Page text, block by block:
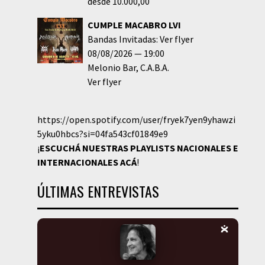
CUMPLE MACABRO LVI
Bandas Invitadas: Ver flyer
08/08/2026
19:00
Melonio Bar C.A.B.A.
Ver flyer
https://open.spotify.com/user/fryek7yen9yhawzi
5yku0hbcs?si=04fa543cf01849e9
¡ESCUCHÁ NUESTRAS PLAYLISTS NACIONALES E
INTERNACIONALESACÁ!
ÚLTIMAS ENTREVISTAS